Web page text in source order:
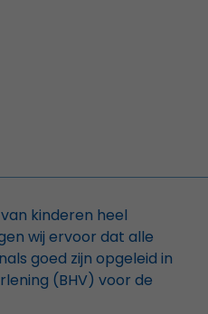
kinderen heel
wij ervoor dat alle
goed zijn opgeleid in
(BHV) voor de